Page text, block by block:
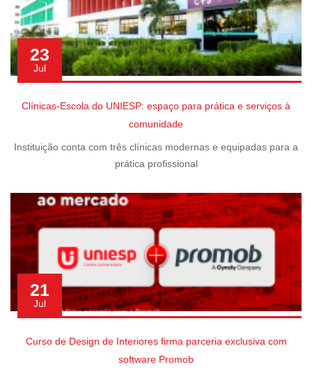
23
Jul
Clínicas-Escola do UNIESP: espaço para prática e serviços à
comunidade
Instituição conta com três clínicas modernas e equipadas para a
prática profissional
21
Jul
Curso de Design de Interiores firma parceria exclusiva com
software Promob